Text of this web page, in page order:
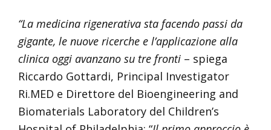
“La medicina rigenerativa sta facendo passi da
gigante, le nuove ricerche e l’applicazione alla
clinica oggi avanzano su tre fronti– spiega
Riccardo Gottardi, Principal Investigator
Ri.MED e Direttore del Bioengineering and
Biomaterials Laboratory del Children’s